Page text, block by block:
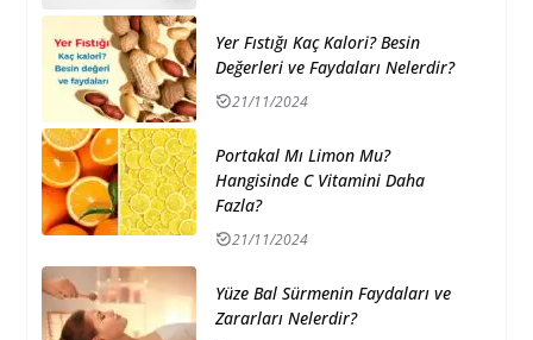
Yer Fıstığı Kaç Kalori? Besin
Değerleri ve Faydaları Nelerdir?
21/11/2024
Portakal Mı Limon Mu?
Hangisinde C Vitamini Daha
Fazla?
21/11/2024
Yüze Bal Sürmenin Faydaları ve
Zararları Nelerdir?